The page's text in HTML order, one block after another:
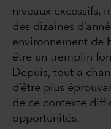
niveaux excessifs,
des dizaines
environnement de
être un tremplin
Depuis, tout a
d’être plus
de ce contexte
opportunités.